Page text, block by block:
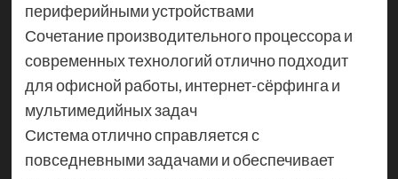
периферийными устройствами
Сочетание производительного процессора и
современных технологий отлично подходит
для офисной работы, интернет-сёрфинга и
мультимедийных задач
Система отлично справляется с
повседневными задачами и обеспечивает